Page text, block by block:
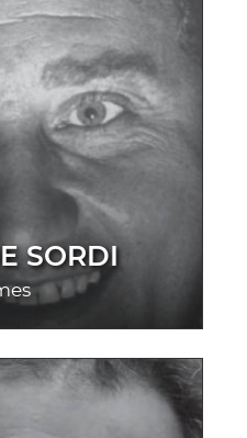
SORDI